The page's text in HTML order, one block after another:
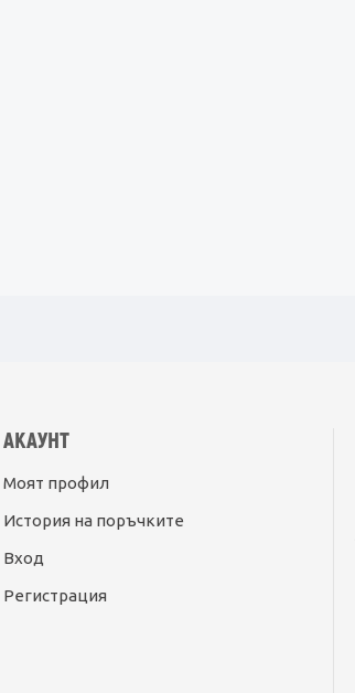
АКАУНТ
Моят профил
История на поръчките
Вход
Регистрация